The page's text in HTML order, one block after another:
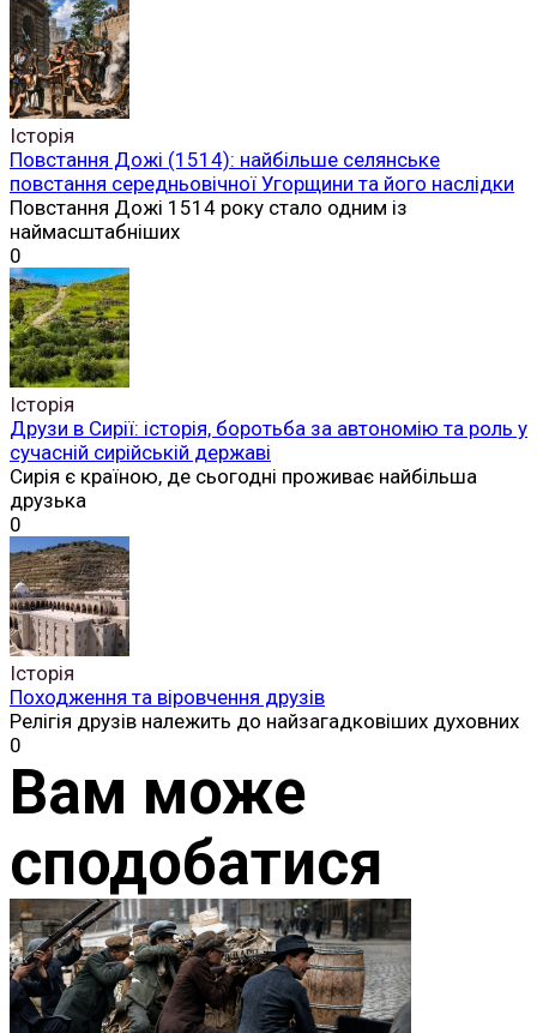
Історія
Повстання Дожі (1514): найбільше селянське
повстання середньовічної Угорщини та його наслідки
Повстання Дожі 1514 року стало одним із
наймасштабніших
0
Історія
Друзи в Сирії: історія, боротьба за автономію та роль у
сучасній сирійській державі
Сирія є країною, де сьогодні проживає найбільша
друзька
0
Історія
Походження та віровчення друзів
Релігія друзів належить до найзагадковіших духовних
0
Вам може
сподобатися